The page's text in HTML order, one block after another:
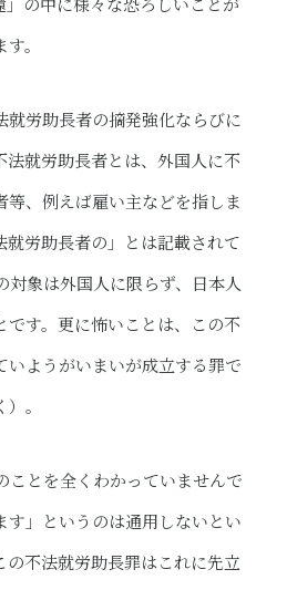
。
就労助長者の摘発強化ならびに
法就労助長者とは、外国人に不
、例えば雇い主などを指しま
就労助長者の」とは記載されて
対象は外国人に限らず、日本人
です。更に怖いことは、この不
いようがいまいが成立する罪で
。
ことを全くわかっていませんで
す」というのは通用しないとい
の不法就労助長罪はこれに先立